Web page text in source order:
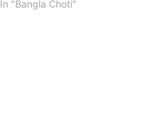
In "Bangla Choti"